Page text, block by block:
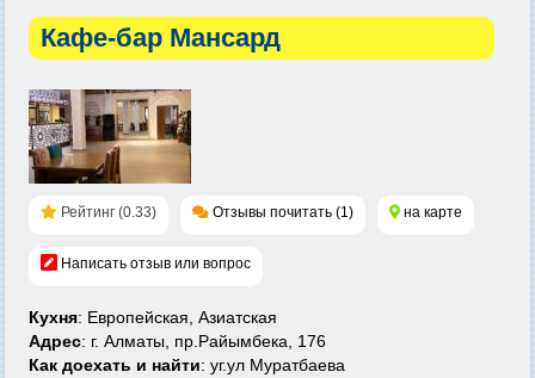
Кафе-бар Мансард
Рейтинг (0.33) Отзывы почитать (1) на карте
Написать отзыв или вопрос
Кухня: Европейская, Азиатская
Адрес: г. Алматы, пр.Райымбека, 176
Как доехать и найти: уг.ул Муратбаева